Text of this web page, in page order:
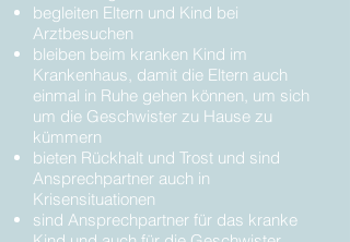
begleiten Eltern und Kind bei
Arztbesuchen
bleiben beim kranken Kind im
Krankenhaus, damit die Eltern auch
einmal in Ruhe gehen können, um sich
um die Geschwister zu Hause zu
kümmern
bieten Rückhalt und Trost und sind
Ansprechpartner auch in
Krisensituationen
sind Ansprechpartner für das kranke